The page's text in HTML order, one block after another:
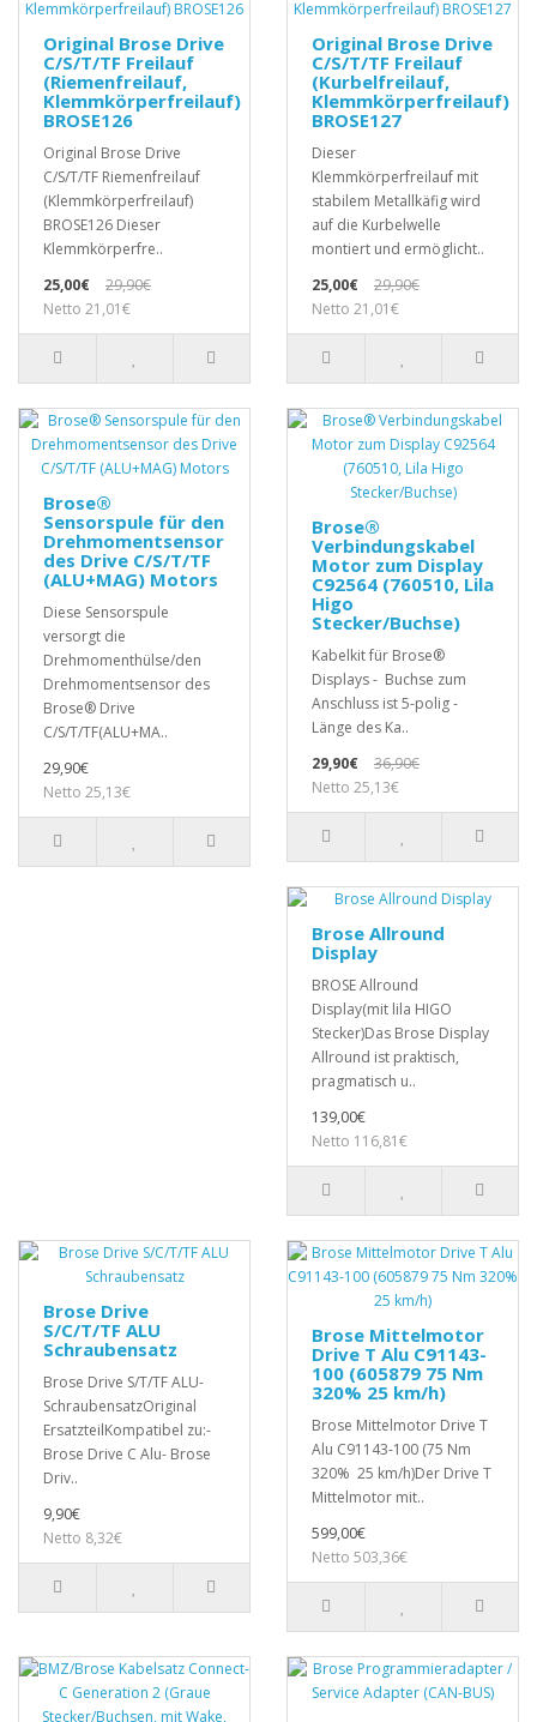
Original Brose Drive
C/S/T/TF Freilauf
(Riemenfreilauf,
Klemmkörperfreilauf)
BROSE126
Original Brose Drive
C/S/T/TF Riemenfreilauf
(Klemmkörperfreilauf)
BROSE126 Dieser
Klemmkörperfre..
25,00€
29,90€
Netto 21,01€
Original Brose Drive
C/S/T/TF Freilauf
(Kurbelfreilauf,
Klemmkörperfreilauf)
BROSE127
Dieser
Klemmkörperfreilauf mit
stabilem Metallkäfig wird
auf die Kurbelwelle
montiert und ermöglicht..
25,00€
29,90€
Netto 21,01€
Brose®
Sensorspule für den
Drehmomentsensor
des Drive C/S/T/TF
(ALU+MAG) Motors
Diese Sensorspule
versorgt die
Drehmomenthülse/den
Drehmomentsensor des
Brose® Drive
C/S/T/TF(ALU+MA..
29,90€
Netto 25,13€
Brose®
Verbindungskabel
Motor zum Display
C92564 (760510, Lila
Higo
Stecker/Buchse)
Kabelkit für Brose®
Displays - Buchse zum
Anschluss ist 5-polig -
Länge des Ka..
29,90€
36,90€
Netto 25,13€
Brose Allround
Display
BROSE Allround
Display(mit lila HIGO
Stecker)Das Brose Display
Allround ist praktisch,
pragmatisch u..
139,00€
Netto 116,81€
Brose Drive
S/C/T/TF ALU
Schraubensatz
Brose Drive S/T/TF ALU-
SchraubensatzOriginal
ErsatzteilKompatibel zu:-
Brose Drive C Alu- Brose
Driv..
9,90€
Netto 8,32€
Brose Mittelmotor
Drive T Alu C91143-
100 (605879 75 Nm
320% 25 km/h)
Brose Mittelmotor Drive T
Alu C91143-100 (75 Nm
320% 25 km/h)Der Drive T
Mittelmotor mit..
599,00€
Netto 503,36€